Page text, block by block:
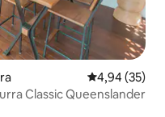
4,94 (35)
Classic Queenslander